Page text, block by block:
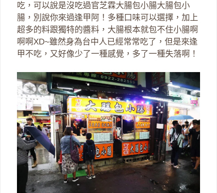
吃，可以說是沒吃過官芝霖大腸包小腸大腸包小
腸，別說你來過逢甲阿！多種口味可以選擇，加上
超多的料跟獨特的醬料，大腸根本就包不住小腸啊
啊啊XD~雖然身為台中人已經常常吃了，但是來逢
甲不吃，又好像少了一種感覺，多了一種失落啊！